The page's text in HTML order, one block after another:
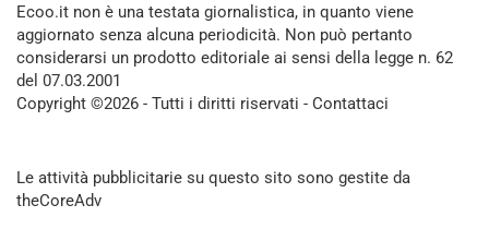
Ecoo.it non è una testata giornalistica, in quanto viene
aggiornato senza alcuna periodicità. Non può pertanto
considerarsi un prodotto editoriale ai sensi della legge n. 62
del 07.03.2001
Copyright ©2026 - Tutti i diritti riservati - Contattaci
Le attività pubblicitarie su questo sito sono gestite da
theCoreAdv